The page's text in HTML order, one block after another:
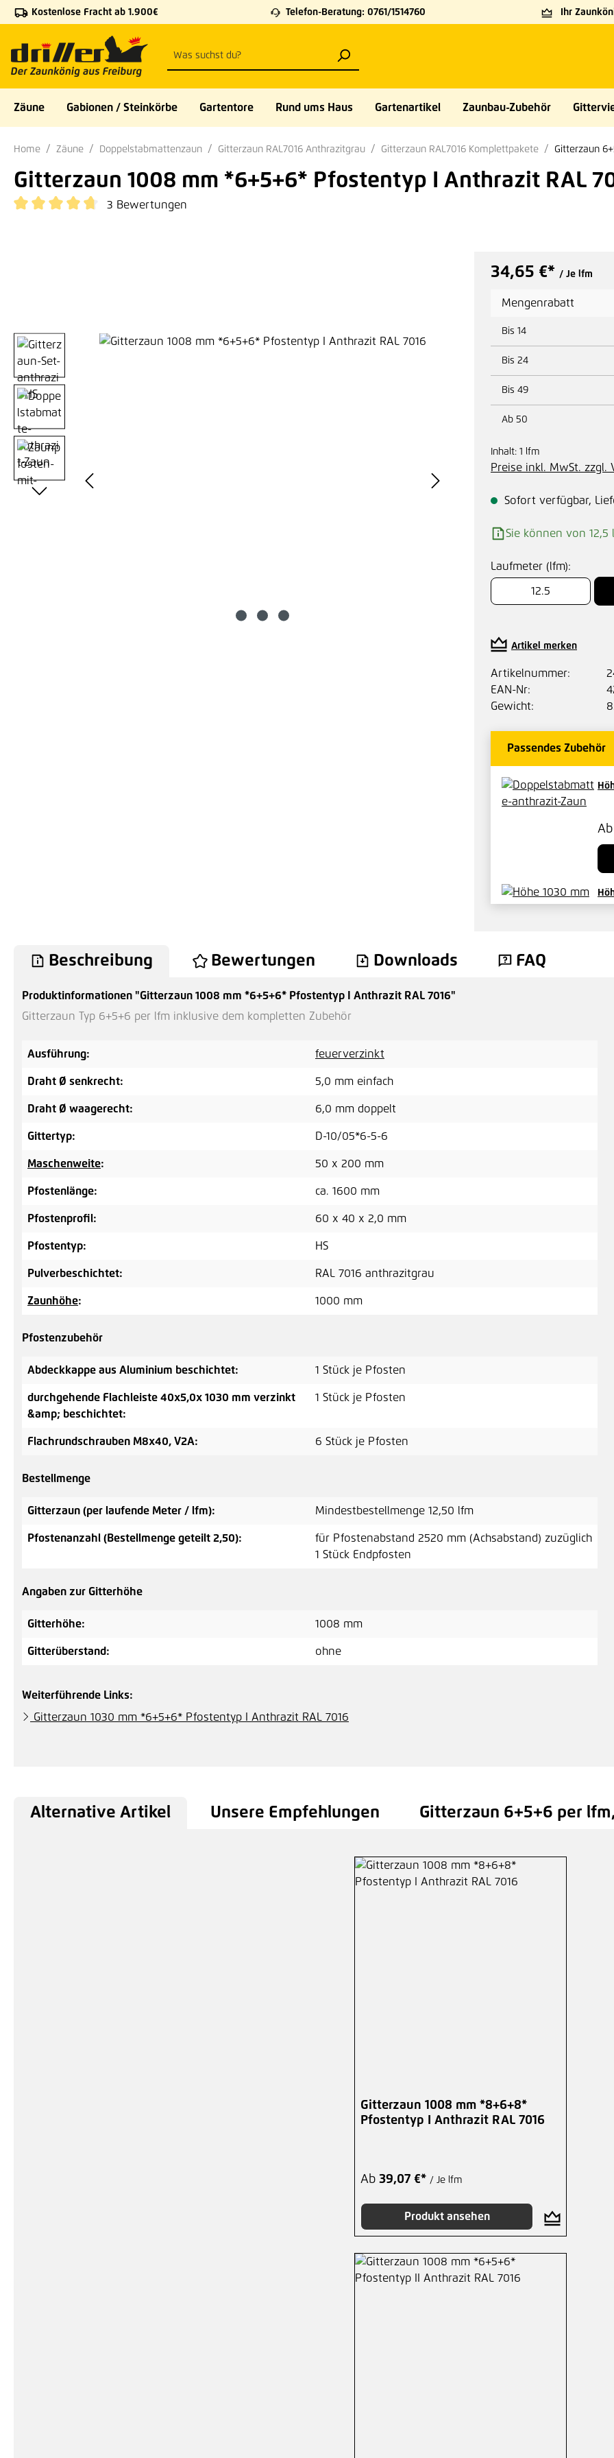
Hauptinhalt springen
Zur Suche springen
Zur Hauptnavigation springen
Kostenlose Fracht ab 1.900€ Telefon-Beratung: 0761/1514760 Ihr
Zäune Gabionen / Steinkörbe Gartentore Rund ums Haus Gartenartikel Zaunbau-Zubehör
Home Zäune Doppelstabmattenzaun Gitterzaun RAL7016 Anthrazitgrau Gitterzaun RAL7016 Komplettpakete Gitterzaun
Gitterzaun 1008 mm *6+5+6* Pfostentyp I Anthrazit RAL
3 Bewertungen
Bildergalerie überspringen
34,65 €* / Je lfm
Mengenrabatt
Bis 14
Bis 24
Bis 49
Ab 50
Inhalt: 1 lfm
Preise inkl. MwSt. zzgl.
Sofort verfügbar,
Sie können von 12,5
Laufmeter (lfm):
Artikel merken
Artikelnummer:
EAN-Nr:
Gewicht:
Passendes Zubehör
Ab
Beschreibung Bewertungen Downloads FAQ
Produktinformationen "Gitterzaun 1008 mm *6+5+6* Pfostentyp I Anthrazit RAL 7016"
Gitterzaun Typ 6+5+6 per lfm inklusive dem kompletten Zubehör
Ausführung: feuerverzinkt
Draht Ø senkrecht: 5,0 mm einfach
Draht Ø waagerecht: 6,0 mm doppelt
Gittertyp: D-10/05*6-5-6
Maschenweite: 50 x 200 mm
Pfostenlänge: ca. 1600 mm
Pfostenprofil: 60 x 40 x 2,0 mm
Pfostentyp: HS
Pulverbeschichtet: RAL 7016 anthrazitgrau
Zaunhöhe: 1000 mm
Pfostenzubehör
Abdeckkappe aus Aluminium beschichtet: 1 Stück je Pfosten
durchgehende Flachleiste 40x5,0x 1030 mm verzinkt
&amp; beschichtet:
1 Stück je Pfosten
Flachrundschrauben M8x40, V2A: 6 Stück je Pfosten
Bestellmenge
Gitterzaun (per laufende Meter / lfm): Mindestbestellmenge 12,50 lfm
Pfostenanzahl (Bestellmenge geteilt 2,50):
für Pfostenabstand 2520 mm (Achsabstand) zuzüglich
1 Stück Endpfosten
Angaben zur Gitterhöhe
Gitterhöhe: 1008 mm
Gitterüberstand: ohne
Weiterführende Links:
Gitterzaun 1030 mm *6+5+6* Pfostentyp I Anthrazit RAL 7016
Alternative Artikel Unsere Empfehlungen Gitterzaun 6+5+6 per
Gitterzaun 1008 mm *8+6+8*
Pfostentyp I Anthrazit RAL 7016
Ab 39,07 €* / Je lfm
Produkt ansehen